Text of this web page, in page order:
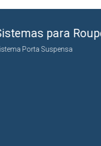
para Roupeiros